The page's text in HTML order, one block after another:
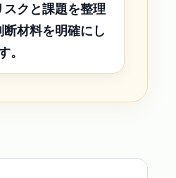
クと課題を整理
断材料を明確にし
。